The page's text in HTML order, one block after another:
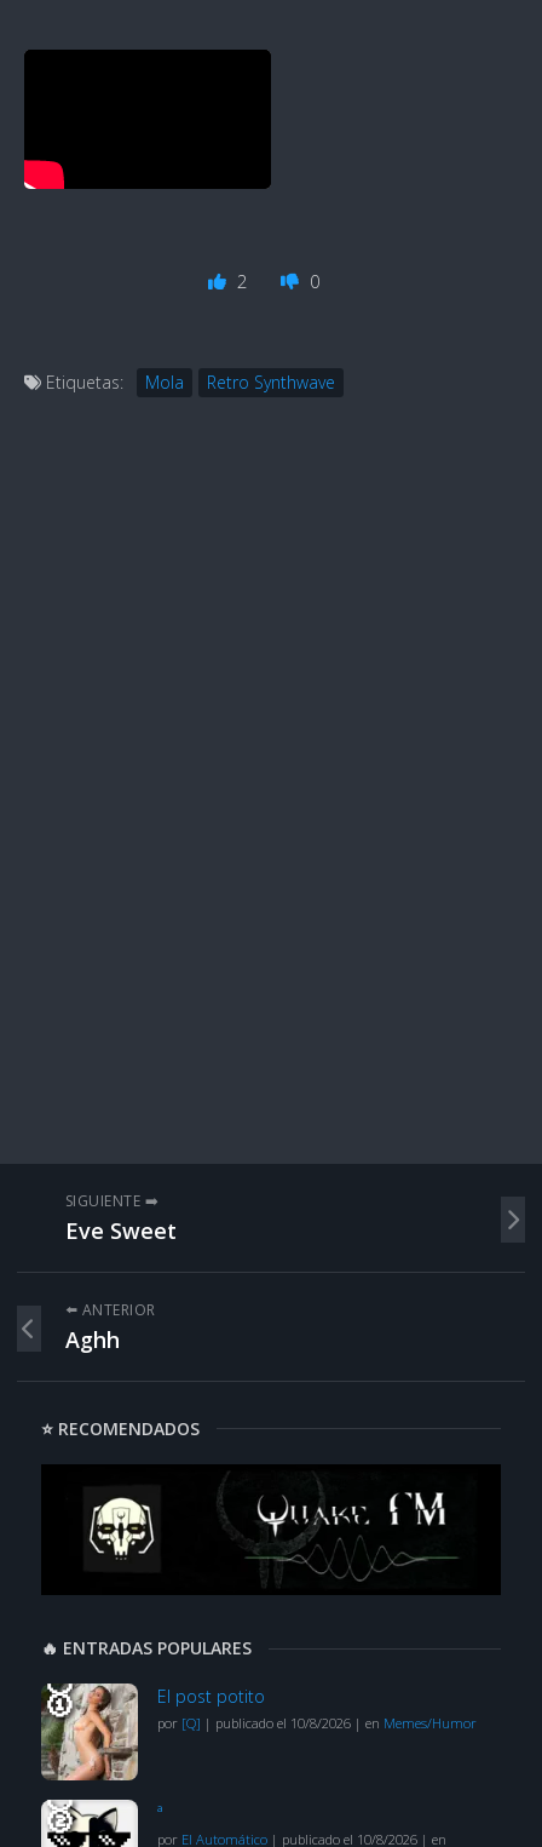
2 0
Etiquetas: Mola Retro Synthwave
SIGUIENTE ➡️
Eve Sweet
⬅️ ANTERIOR
Aghh
⭐ RECOMENDADOS
🔥 ENTRADAS POPULARES
El post potito
por [Q] | publicado el 10/8/2026| en Memes/Humor
ª
por El Automático| publicado el 10/8/2026| en